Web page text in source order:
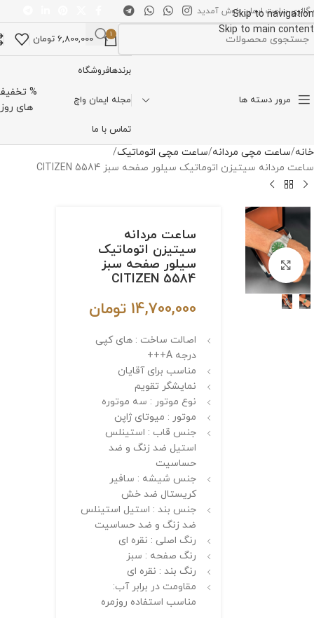
Skip to navigation
Skip to main content
گالری ساعت ایمان خوش آمدید
1
6,800,000 تومان
مرور دسته ها
برندهافروشگاه
مجله ایمان واچ
تماس با ما
%
های روز
خانه ساعت مچی مردانه ساعت مچی اتوماتیک
ساعت مردانه سیتیزن اتوماتیک سیلور صفحه سبز CITIZEN 5584
برای بزرگنمایی کلیک کنید
ساعت مردانه
سیتیزن اتوماتیک
سیلور صفحه سبز
CITIZEN 5584
14,700,000 تومان
اصالت ساخت : های کپی
درجه A+++
مناسب برای آقایان
نمایشگر تقویم
نوع موتور : سه موتوره
موتور : میوتای ژاپن
جنس قاب : استینلس
استیل ضد زنگ و ضد
حساسیت
جنس شیشه : سافیر
کریستال ضد خش
جنس بند : استیل استینلس
ضد زنگ و ضد حساسیت
رنگ اصلی : نقره ای
رنگ صفحه : سبز
رنگ بند : نقره ای
مقاومت در برابر آب:
مناسب استفاده روزمره